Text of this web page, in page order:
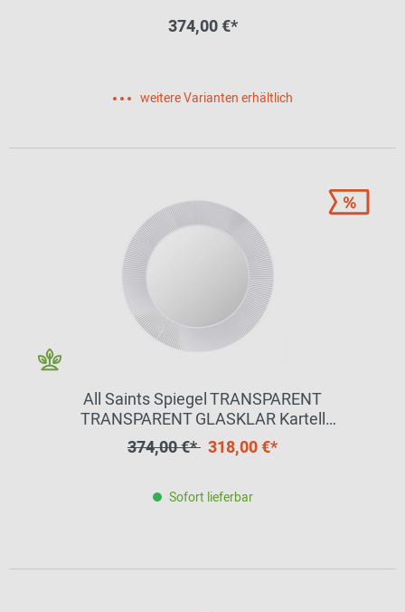
374,00 €*
weitere Varianten erhältlich
All Saints Spiegel TRANSPARENT
TRANSPARENT GLASKLAR Kartell
EINZELSTÜCK
374,00 €* 318,00 €*
Sofort lieferbar